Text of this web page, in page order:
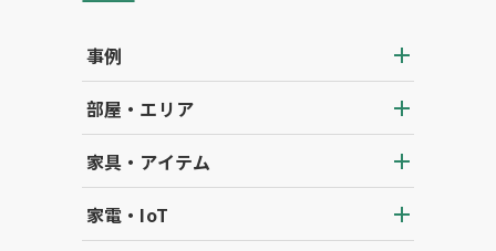
事例
部屋・エリア
家具・アイテム
家電・IoT